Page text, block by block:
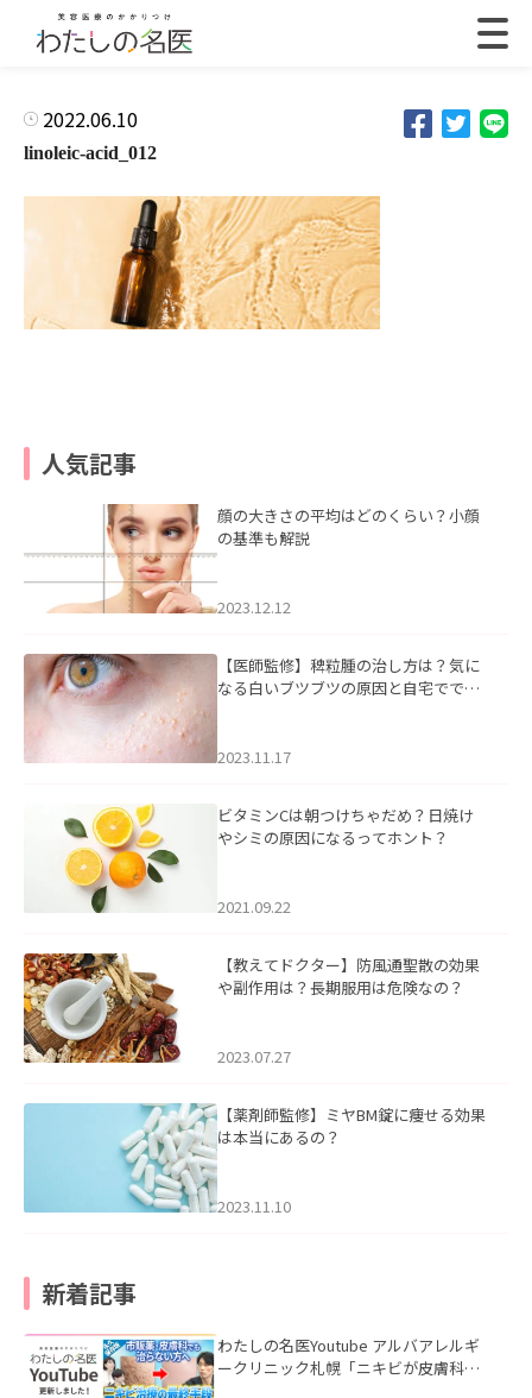
2022.06.10
linoleic-acid_012
人気記事
顔の大きさの平均はどのくらい？小顔
の基準も解説
2023.12.12
【医師監修】稗粒腫の治し方は？気に
なる白いブツブツの原因と自宅ででき
2023.11.17
ビタミンCは朝つけちゃだめ？日焼け
やシミの原因になるってホント？
2021.09.22
【教えてドクター】防風通聖散の効果
や副作用は？長期服用は危険なの？
2023.07.27
【薬剤師監修】ミヤBM錠に痩せる効果
は本当にあるの？
2023.11.10
新着記事
わたしの名医Youtube アルバアレルギ
ークリニック札幌「ニキビが皮膚科で